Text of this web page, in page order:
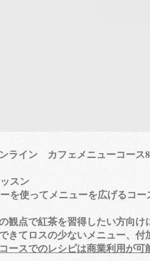
ライン カフェメニューコース
ッスン
ってメニューを広げるコー
点で紅茶を習得したい方向け
てロスの少ないメニュー、付
ースでのレシピは商業利用が可